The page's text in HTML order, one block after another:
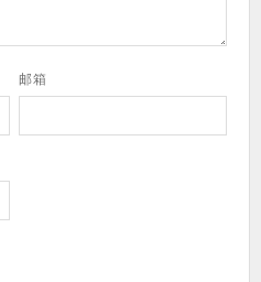
邮箱